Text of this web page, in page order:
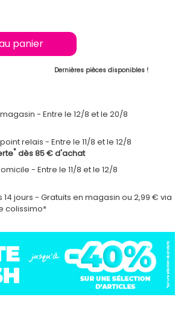
panier
Dernières pièces disponibles !
Entre le 12/8 et le 20/8
relais
Entre le 11/8 et le 12/8
* dès 85 € d'achat
Entre le 11/8 et le 12/8
14 jours - Gratuits en magasin ou 2,99 € via
colissimo*